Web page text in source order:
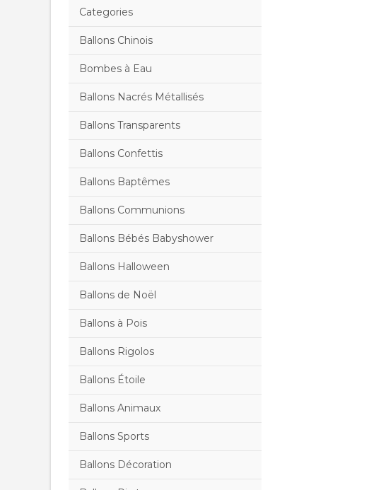
Categories
Ballons Chinois
Bombes à Eau
Ballons Nacrés Métallisés
Ballons Transparents
Ballons Confettis
Ballons Baptêmes
Ballons Communions
Ballons Bébés Babyshower
Ballons Halloween
Ballons de Noël
Ballons à Pois
Ballons Rigolos
Ballons Étoile
Ballons Animaux
Ballons Sports
Ballons Décoration